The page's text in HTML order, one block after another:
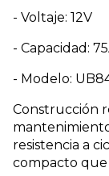
- Voltaje: 12V
- Capacidad:
- Modelo:
Construcción
resistencia a
compacto que